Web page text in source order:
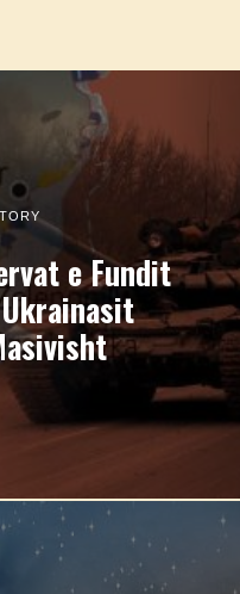
e Fundit